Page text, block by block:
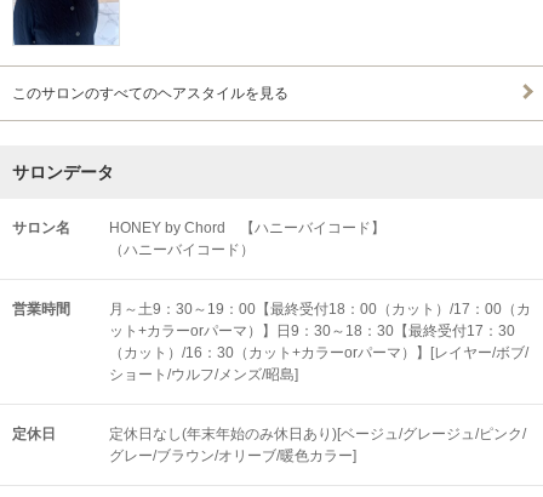
このサロンのすべてのヘアスタイルを見る
サロンデータ
サロン名
HONEY by Chord 【ハニーバイコード】
（ハニーバイコード）
営業時間
月～土9：30～19：00【最終受付18：00（カット）/17：00（カ
ット+カラーorパーマ）】日9：30～18：30【最終受付17：30
（カット）/16：30（カット+カラーorパーマ）】[レイヤー/ボブ/
ショート/ウルフ/メンズ/昭島]
定休日
定休日なし(年末年始のみ休日あり)[ベージュ/グレージュ/ピンク/
グレー/ブラウン/オリーブ/暖色カラー]